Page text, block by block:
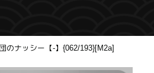
のナッシー【-】{062/193}[M2a]